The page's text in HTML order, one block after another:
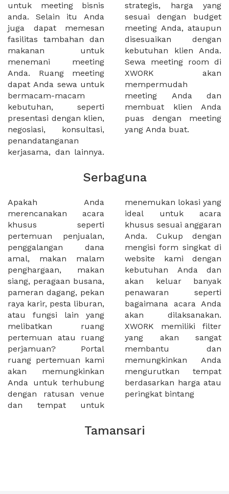
untuk meeting bisnis
anda. Selain itu Anda
juga dapat memesan
fasilitas tambahan dan
makanan untuk
menemani meeting
Anda. Ruang meeting
dapat Anda sewa untuk
bermacam-macam
kebutuhan, seperti
presentasi dengan klien,
negosiasi, konsultasi,
penandatanganan
kerjasama, dan lainnya.
strategis, harga yang
sesuai dengan budget
meeting Anda, ataupun
disesuaikan dengan
kebutuhan klien Anda.
Sewa meeting room di
XWORK akan
mempermudah
meeting Anda dan
membuat klien Anda
puas dengan meeting
yang Anda buat.
Serbaguna
Apakah Anda
merencanakan acara
khusus seperti
pertemuan penjualan,
penggalangan dana
amal, makan malam
penghargaan, makan
siang, peragaan busana,
pameran dagang, pekan
raya karir, pesta liburan,
atau fungsi lain yang
melibatkan ruang
pertemuan atau ruang
perjamuan? Portal
ruang pertemuan kami
akan memungkinkan
Anda untuk terhubung
dengan ratusan venue
dan tempat untuk
menemukan lokasi yang
ideal untuk acara
khusus sesuai anggaran
Anda. Cukup dengan
mengisi form singkat di
website kami dengan
kebutuhan Anda dan
akan keluar banyak
penawaran seperti
bagaimana acara Anda
akan dilaksanakan.
XWORK memiliki filter
yang akan sangat
membantu dan
memungkinkan Anda
mengurutkan tempat
berdasarkan harga atau
peringkat bintang
Tamansari